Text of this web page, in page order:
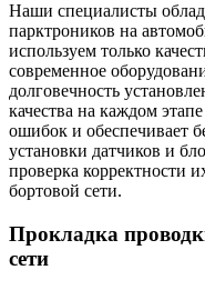
Наши специалисты
парктроников на
используем только
современное
долговечность
качества на каждом
ошибок и обеспечивает
установки датчиков и
проверка корректности
бортовой сети.
Прокладка
сети